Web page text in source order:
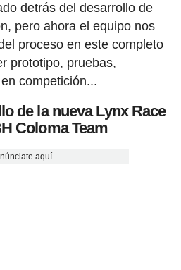
detrás del desarrollo de
pero ahora el equipo nos
proceso en este completo
prototipo, pruebas,
competición...
de la nueva Lynx Race
Coloma Team
aquí